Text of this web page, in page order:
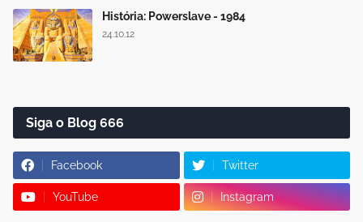
História: Powerslave - 1984
24.10.12
Siga o Blog 666
Facebook Twitter
YouTube Instagram